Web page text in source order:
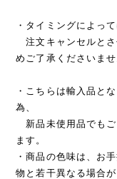
・タイミングによっ
注文キャンセルとさ
めご了承くださいませ
・こちらは輸入品と
為、
新品未使用品でもご
ます。
・商品の色味は、お
物と若干異なる場合が